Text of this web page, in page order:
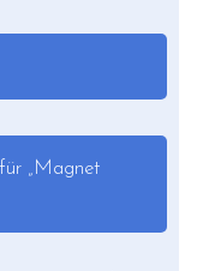
„Magnet